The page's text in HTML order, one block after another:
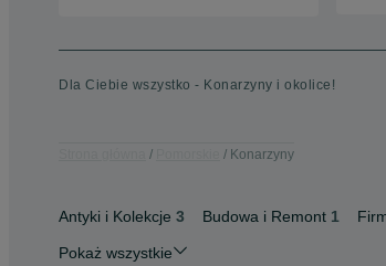
Dla Ciebie wszystko - Konarzyny i okolice!
Konarzyny
Antyki i Kolekcje 3 Budowa i Remont 1
Pokaż wszystkie